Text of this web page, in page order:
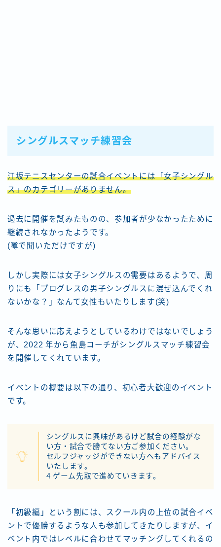
シングルスマッチ練習会
江坂テニスセンターの試合イベントには「女子シングル
ス」のカテゴリーがありません。
過去に開催を試みたものの、参加者が少なかったために
継続されなかったようです。
(噂で聞いただけですが)
しかし実際には女子シングルスの需要はあるようで、周
りにも「プログレスの男子シングルスに混ぜ込んでくれ
ないかな？」なんて女性もいたりします(笑)
そんな思いに応えようとしているわけではないでしょう
が、2022 年から魚島コーチがシングルスマッチ練習会
を開催してくれています。
イベントの概要は以下の通り、初心者大歓迎のイベント
です。
シングルスに興味があるけど試合の経験がな
い方・試合で勝てない方ご参加ください。
セルフジャッジができない方へもアドバイス
いたします。
4 ゲーム先取で進めていきます。
「初級編」という割には、スクール内の上位の試合イベ
ントで優勝するような人も参加してきたりしますが、イ
ベント内ではレベルに合わせてマッチングしてくれるの